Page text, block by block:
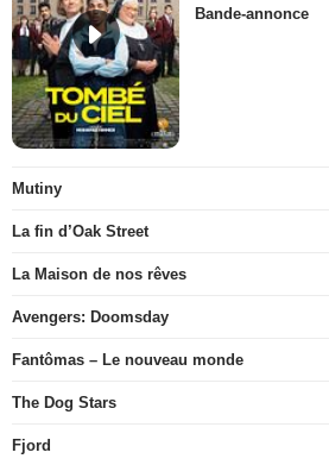
Bande-annonce
Mutiny
La fin d’Oak Street
La Maison de nos rêves
Avengers: Doomsday
Fantômas – Le nouveau monde
The Dog Stars
Fjord